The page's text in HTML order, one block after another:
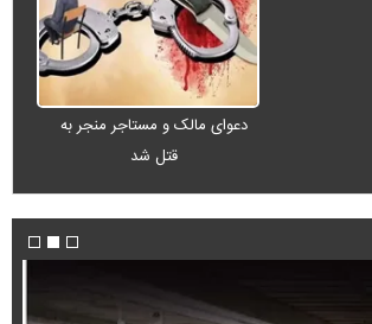
دعوای مالک و مستاجر منجر به
قتل شد